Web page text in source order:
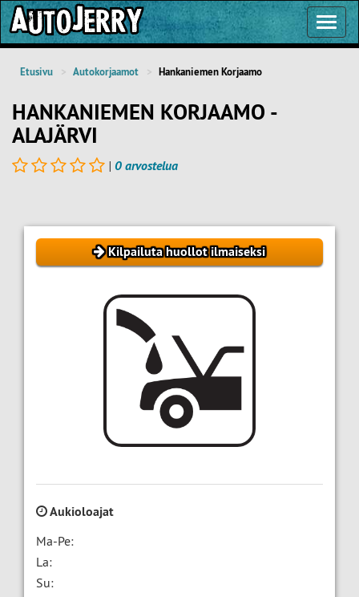
Etusivu Autokorjaamot Hankaniemen Korjaamo
HANKANIEMEN KORJAAMO -
ALAJÄRVI
| 0 arvostelua
Kilpailuta huollot ilmaiseksi
Aukioloajat
Ma-Pe:
La:
Su: